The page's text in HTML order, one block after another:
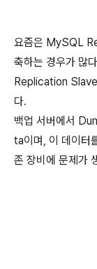
요즘은 MySQL
축하는 경우가 많
Replication
다.
백업 서버에서
ta이며, 이 데이터
존 장비에 문제가